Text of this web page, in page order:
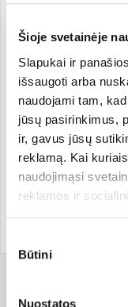
Šioje svetainėje
Slapukai ir
išsaugoti arba
naudojami tam,
jūsų pasirinkimus,
ir, gavus jūsų
reklamą. Kai
naudojimąsi
reklamos ir
pasirinkti, su
Savo sutikimą
pasirinkimas
Būtini
Nuostatos
Sertifikuotas
Sertifikatas:DE-
Gamintojas
Sudėtis